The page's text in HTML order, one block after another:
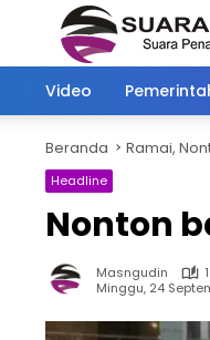
Video
Beranda Ramai,
Headline
Nonton
Masngudin
Minggu, 24